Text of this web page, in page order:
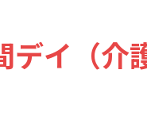
デイ（介